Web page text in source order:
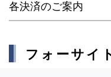
各決済のご案内
フォーサイ